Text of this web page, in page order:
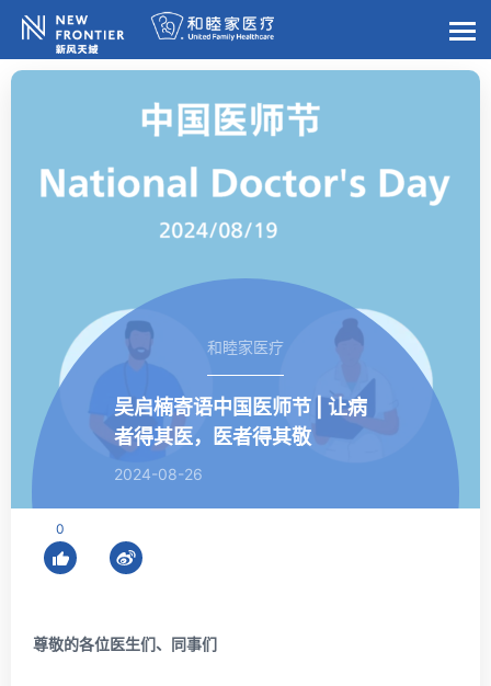
和睦家医疗
吴启楠寄语中国医师节 | 让病
者得其医，医者得其敬
2024-08-26
0
尊敬的各位医生们、同事们